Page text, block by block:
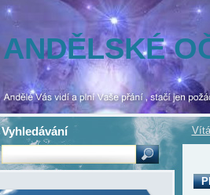
ANDĚLSKÉ
Vyhledávání